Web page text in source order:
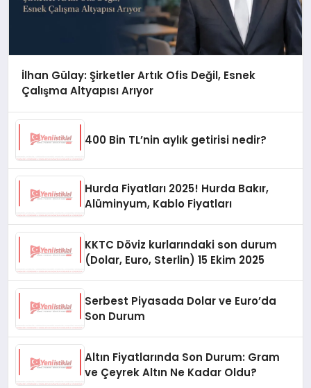
İlhan Gülay: Şirketler Artık Ofis Değil, Esnek
Çalışma Altyapısı Arıyor
400 Bin TL’nin aylık getirisi nedir?
Hurda Fiyatları 2025! Hurda Bakır,
Alüminyum, Kablo Fiyatları
KKTC Döviz kurlarındaki son durum
(Dolar, Euro, Sterlin) 15 Ekim 2025
Serbest Piyasada Dolar ve Euro’da
Son Durum
Altın Fiyatlarında Son Durum: Gram
ve Çeyrek Altın Ne Kadar Oldu?